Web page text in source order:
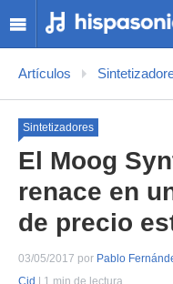
Artículos
Sintetizadores
El Moog
renace en
de precio
03/05/2017 por Pablo
Cid
| 1 min de lectura